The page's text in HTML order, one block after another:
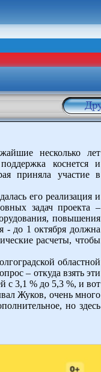
несколько лет
коснется и
приняла участие в
его реализация и
задач проекта –
повышения
- до 1 октября должна
расчеты, чтобы
областной
– откуда взять эти
с 3,1 % до 5,3 %, и вот
Жуков, очень много
но здесь